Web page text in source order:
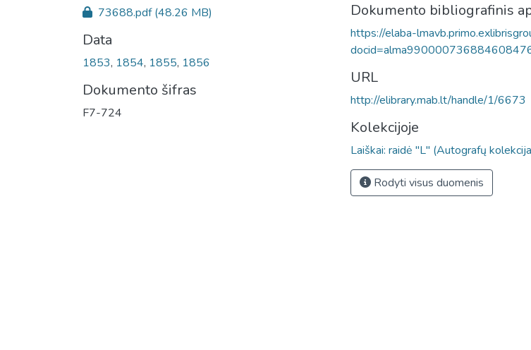
73688.pdf(48.26 MB)
Data
1853, 1854, 1855, 1856
Dokumento šifras
F7-724
Dokumento bibliografinis
https://elaba-
URL
http://elibrary.mab.lt/handle/1/6673
Kolekcijoje
Laiškai: raidė "L" (Autografų
Rodyti visus duomenis